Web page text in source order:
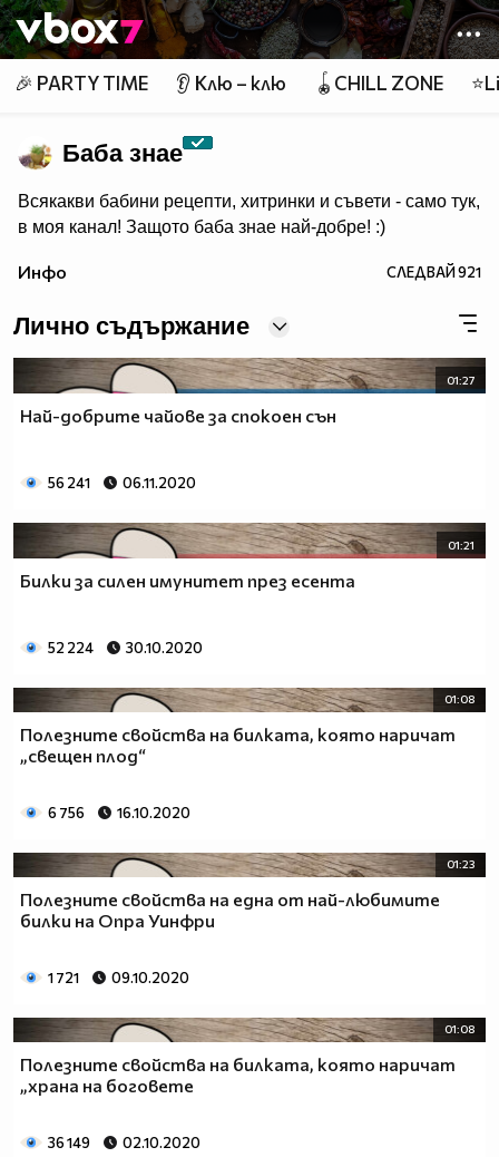
Member of
👾
🎉 PARTY TIME 👂 Клю – клю 🪀CHILL ZONE
Баба знае
Всякакви бабини рецепти, хитринки и съвети - само тук,
в моя канал! Защото баба знае най-добре! :)
Инфо СЛЕДВАЙ921
Лично съдържание
01:27
Най-добрите чайове за спокоен сън
56 241 06.11.2020
01:21
Билки за силен имунитет през есента
52 224 30.10.2020
01:08
Полезните свойства на билката, която наричат
„свещен плод“
6 756 16.10.2020
01:23
Полезните свойства на една от най-любимите
билки на Опра Уинфри
1 721 09.10.2020
01:08
Полезните свойства на билката, която наричат
„храна на боговете
36 149 02.10.2020